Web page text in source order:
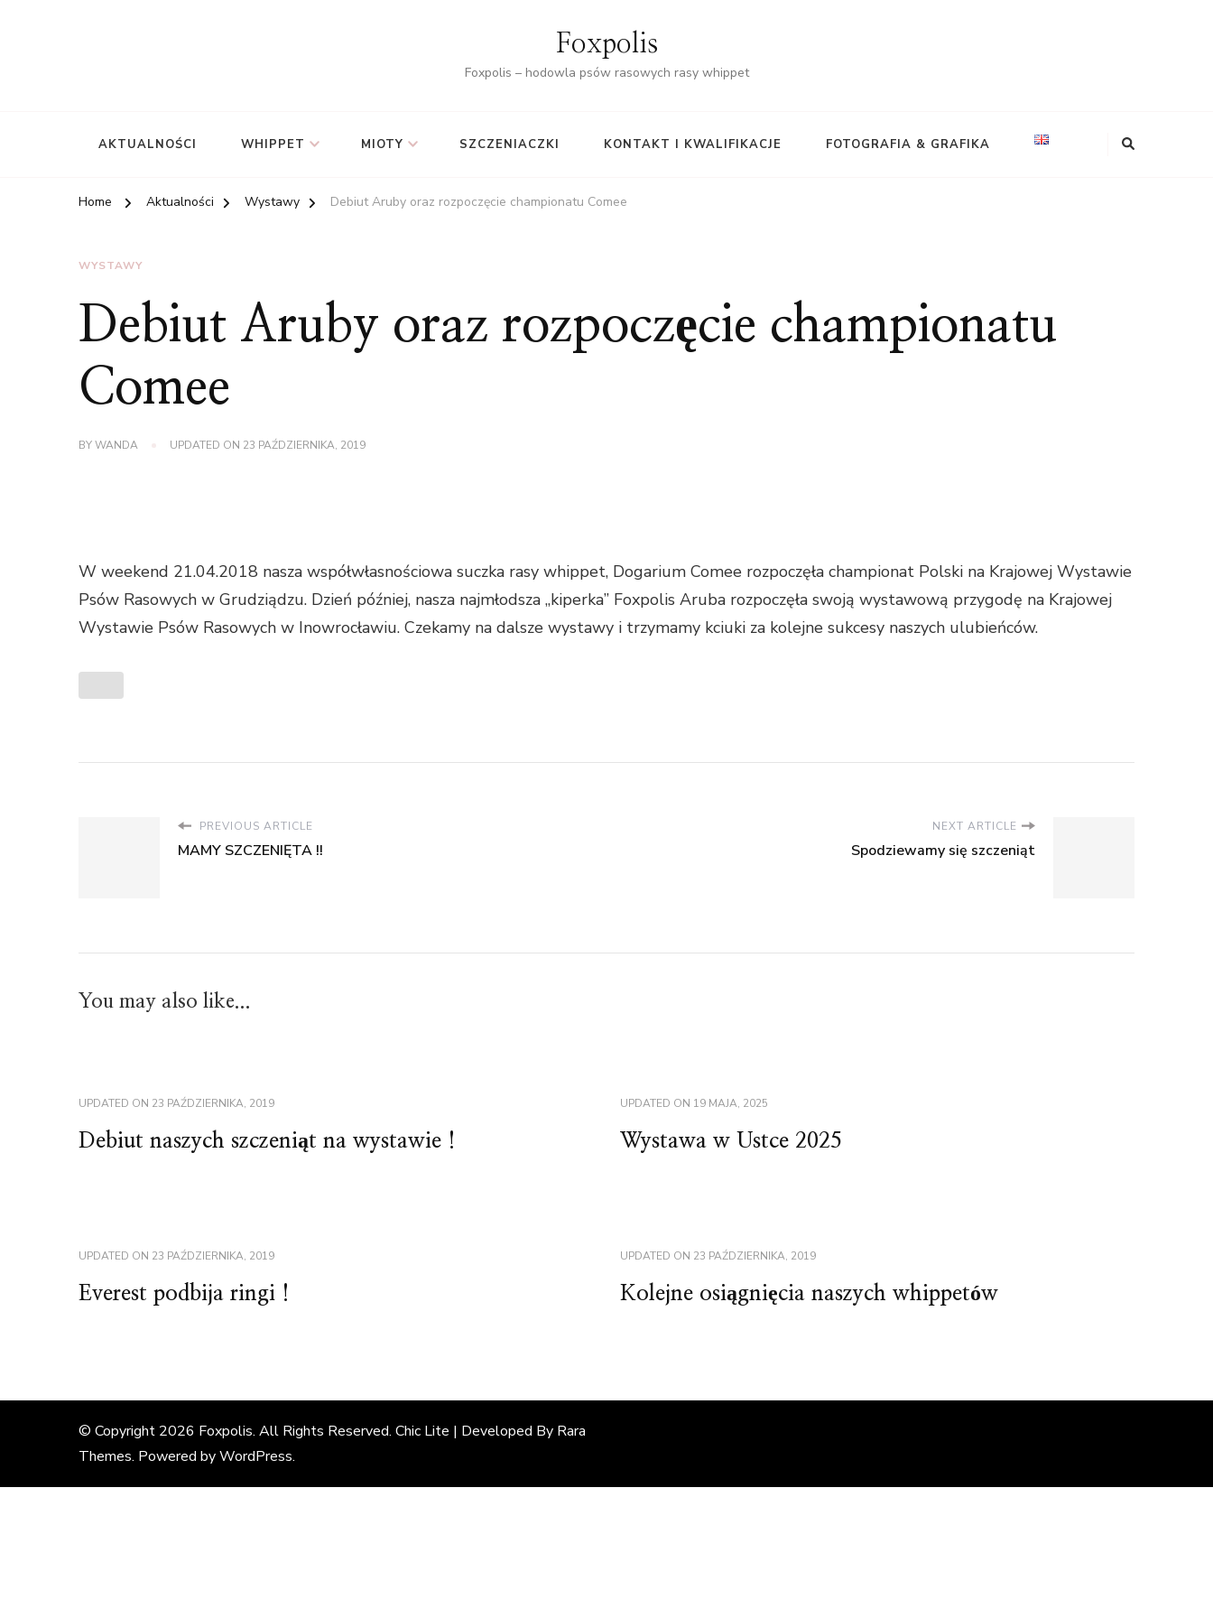
Foxpolis
Foxpolis – hodowla psów rasowych rasy whippet
AKTUALNOŚCI WHIPPET MIOTY SZCZENIACZKI KONTAKT I KWALIFIKACJE FOTOGRAFIA & GRAFIKA
Home Aktualności Wystawy Debiut Aruby oraz rozpoczęcie championatu Comee
WYSTAWY
Debiut Aruby oraz rozpoczęcie championatu
Comee
BYWANDA UPDATED ON 23 PAŹDZIERNIKA, 2019
W weekend 21.04.2018 nasza współwłasnościowa suczka rasy whippet, Dogarium Comee rozpoczęła championat Polski na Krajowej Wystawie
Psów Rasowych w Grudziądzu. Dzień później, nasza najmłodsza „kiperka” Foxpolis Aruba rozpoczęła swoją wystawową przygodę na Krajowej
Wystawie Psów Rasowych w Inowrocławiu. Czekamy na dalsze wystawy i trzymamy kciuki za kolejne sukcesy naszych ulubieńców.
PREVIOUS ARTICLE
MAMY SZCZENIĘTA !!
NEXT ARTICLE
Spodziewamy się szczeniąt
You may also like...
UPDATED ON 23 PAŹDZIERNIKA, 2019
Debiut naszych szczeniąt na wystawie !
UPDATED ON 19 MAJA, 2025
Wystawa w Ustce 2025
UPDATED ON 23 PAŹDZIERNIKA, 2019
Everest podbija ringi !
UPDATED ON 23 PAŹDZIERNIKA, 2019
Kolejne osiągnięcia naszych whippetów
© Copyright 2026 Foxpolis. All Rights Reserved. Chic Lite | Developed By Rara
Themes. Powered byWordPress.